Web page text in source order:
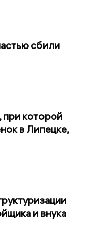
сбили
при которой
в Липецке,
и внука